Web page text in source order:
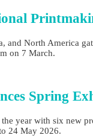
and North America
on 7 March.
Spring
year with six new
24 May 2026.